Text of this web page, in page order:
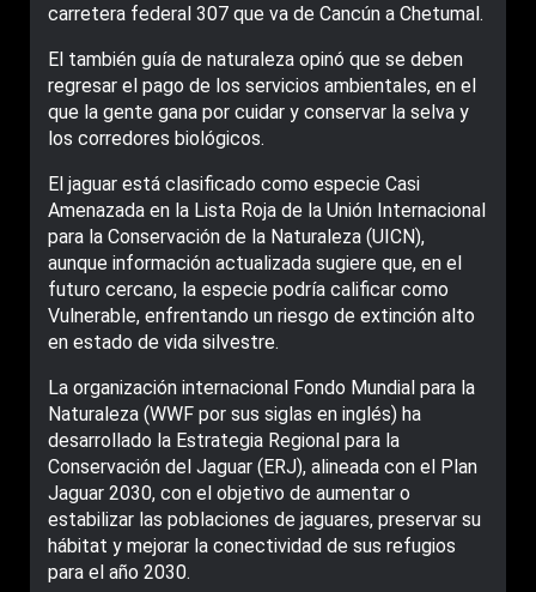
carretera federal 307 que va de Cancún a Chetumal.
El también guía de naturaleza opinó que se deben
regresar el pago de los servicios ambientales, en el
que la gente gana por cuidar y conservar la selva y
los corredores biológicos.
El jaguar está clasificado como especie Casi
Amenazada en la Lista Roja de la Unión Internacional
para la Conservación de la Naturaleza (UICN),
aunque información actualizada sugiere que, en el
futuro cercano, la especie podría calificar como
Vulnerable, enfrentando un riesgo de extinción alto
en estado de vida silvestre.
La organización internacional Fondo Mundial para la
Naturaleza (WWF por sus siglas en inglés) ha
desarrollado la Estrategia Regional para la
Conservación del Jaguar (ERJ), alineada con el Plan
Jaguar 2030, con el objetivo de aumentar o
estabilizar las poblaciones de jaguares, preservar su
hábitat y mejorar la conectividad de sus refugios
para el año 2030.